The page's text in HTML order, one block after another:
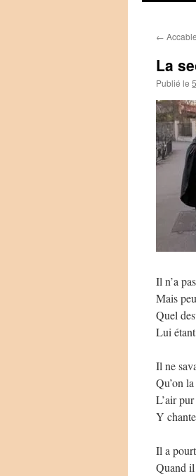
←
La
Publié le
Il n’a
Mais
Quel
Lui
Il ne
Qu’on
L’air
Y
Il a
Quand